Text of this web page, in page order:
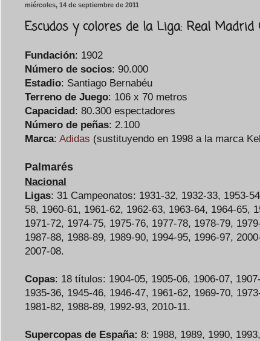
miércoles, 14 de septiembre de 2011
Escudos y colores de la Liga: Real Madrid
Fundación: 1902
Número de socios: 90.000
Estadio: Santiago Bernabéu
Terreno de Juego: 106 x 70 metros
Capacidad: 80.300 espectadores
Número de peñas: 2.100
Marca: Adidas (sustituyendo en 1998 a la marca
Palmarés
Nacional
Ligas: 31 Campeonatos: 1931-32, 1932-33, 1953-
58, 1960-61, 1961-62, 1962-63, 1963-64, 1964-65,
1971-72, 1974-75, 1975-76, 1977-78, 1978-79,
1987-88, 1988-89, 1989-90, 1994-95, 1996-97,
2007-08.
Copas: 18 títulos: 1904-05, 1905-06, 1906-07,
1935-36, 1945-46, 1946-47, 1961-62, 1969-70,
1981-82, 1988-89, 1992-93, 2010-11.
Supercopas de España: 8: 1988, 1989, 1990,